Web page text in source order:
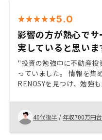
5.0
影響の方が熱心で
実していると思いま
"投資の勉強中に不動産投
っていました。 情報を集
RENOSYを見つけ、勉強
いただきました。正直こ
怪しい投資話などの可能
は慎重でしたが、営業の
きる説明に納得すること
件は土地勘が無い東京の
40代後半 / 年収700万円台